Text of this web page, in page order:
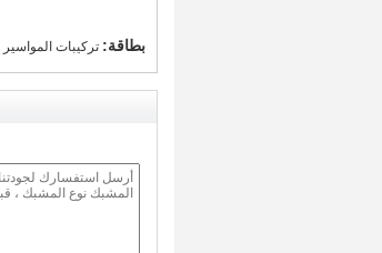
بطاقة: تركيبات المواسير